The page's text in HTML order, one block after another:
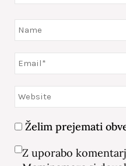
Želim prejemati
Z uporabo